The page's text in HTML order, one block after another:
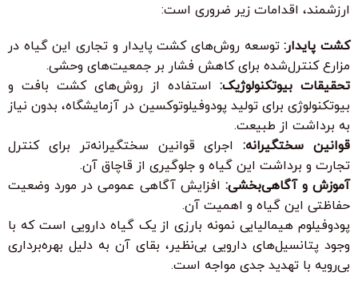
ارزشمند، اقدامات زیر ضروری است:
کشت پایدار:توسعه روش‌های کشت پایدار و تجاری این گیاه در
مزارع کنترل‌شده برای کاهش فشار بر جمعیت‌های وحشی.
تحقیقات بیوتکنولوژیک: استفاده از روش‌های کشت بافت و
بیوتکنولوژی برای تولید پودوفیلوتوکسین در آزمایشگاه، بدون نیاز
به برداشت از طبیعت.
قوانین سختگیرانه:اجرای قوانین سختگیرانه‌تر برای کنترل
تجارت و برداشت این گیاه و جلوگیری از قاچاق آن.
آموزش و آگاهی‌بخشی: افزایش آگاهی عمومی در مورد وضعیت
حفاظتی این گیاه و اهمیت آن.
پودوفیلوم هیمالیایی نمونه بارزی از یک گیاه دارویی است که با
وجود پتانسیل‌های دارویی بی‌نظیر، بقای آن به دلیل بهره‌برداری
بی‌رویه با تهدید جدی مواجه است.